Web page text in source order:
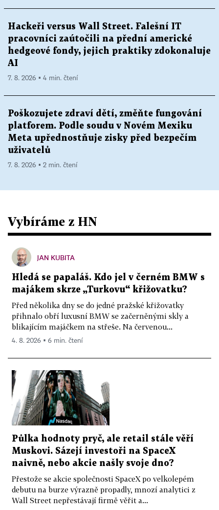
Hackeři versus Wall Street. Falešní IT
pracovníci zaútočili na přední americké
hedgeové fondy, jejich praktiky zdokonaluje
AI
7. 8. 2026 ▪ 4 min. čtení
Poškozujete zdraví dětí, změňte fungování
platforem. Podle soudu v Novém Mexiku
Meta upřednostňuje zisky před bezpečím
uživatelů
7. 8. 2026 ▪ 2 min. čtení
Vybíráme z HN
JAN KUBITA
Hledá se papaláš. Kdo jel v černém BMW s
majákem skrze „Turkovu“ křižovatku?
Před několika dny se do jedné pražské křižovatky
přihnalo obří luxusní BMW se začerněnými skly a
blikajícím majáčkem na střeše. Na červenou...
4. 8. 2026 ▪ 6 min. čtení
Půlka hodnoty pryč, ale retail stále věří
Muskovi. Sázejí investoři na SpaceX
naivně, nebo akcie našly svoje dno?
Přestože se akcie společnosti SpaceX po velkolepém
debutu na burze výrazně propadly, mnozí analytici z
Wall Street nepřestávají firmě věřit a...